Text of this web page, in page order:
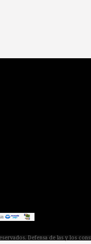
Defensa de las y los